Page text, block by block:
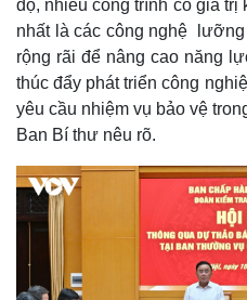
độ, nhiều công trình có giá trị
nhất là các công nghệ
rộng rãi để nâng cao năng
thúc đẩy phát triển công
yêu cầu nhiệm vụ bảo vệ
Ban Bí thư nêu rõ.